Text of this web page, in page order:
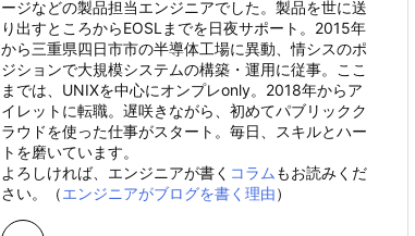
ージなどの製品担当エンジニアでした。製品を世に送
り出すところからEOSLまでを日夜サポート。2015年
から三重県四日市市の半導体工場に異動、情シスのポ
ジションで大規模システムの構築・運用に従事。ここ
までは、UNIXを中心にオンプレonly。2018年からア
イレットに転職。遅咲きながら、初めてパブリックク
ラウドを使った仕事がスタート。毎日、スキルとハー
トを磨いています。
よろしければ、エンジニアが書く コラム もお読みくだ
さい。（エンジニアがブログを書く理由）